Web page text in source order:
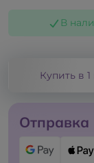
В
Купить в 1
Отправка